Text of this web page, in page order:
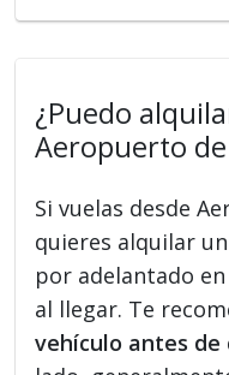
¿Puedo
Aeropuerto de
Si vuelas desde
quieres alquilar
por adelantado
al llegar. Te
vehículo antes